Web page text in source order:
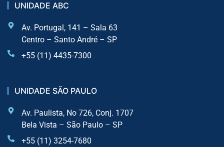
UNIDADE ABC
Av. Portugal, 141 – Sala 63
Centro – Santo André – SP
+55 (11) 4435-7300
UNIDADE SÃO PAULO
Av. Paulista, No 726, Conj. 1707
Bela Vista – São Paulo – SP
+55 (11) 3254-7680